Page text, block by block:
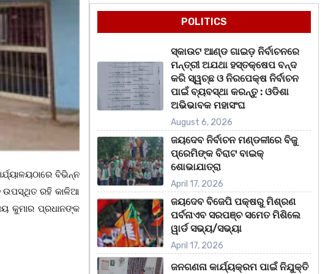
ବିଭିନ୍ନ
ଉପସ୍ଥିତ ରହି କାଳିଆ
କୁମାର ପ୍ରଧାନଙ୍କ
POLITICS
ସ୍କାଉଟ ଆଣ୍ଡ ଗାଇଡ଼ ନିର୍ବାଚନରେ
ମନ୍ତ୍ରୀ ଅଯଥା ହସ୍ତକ୍ଷେପ ବନ୍ଦ
କରି ସ୍ୱଚ୍ଛ ଓ ନିରପେକ୍ଷ ନିର୍ବାଚନ
ପାଇଁ ବ୍ୟବସ୍ଥା କରନ୍ତୁ : ଓଡିଶା
ଅଭିଭାବକ ମହାସଂଘ
August 6, 2026
ଜୟଦେବ ନିର୍ବାଚନ ମଣ୍ଡଳୀରେ ବିଜୁ
ପ୍ରେମିଙ୍କ ବିରାଟ ବାଇକ୍
ଶୋଭାଯାତ୍ରା
April 17, 2026
ଜୟଦେବ ବିଜେପି ପକ୍ଷରୁ ମିଶ୍ରଣ
ପର୍ବନାଏବ ସରପଞ୍ଚ ସମେତ ମିଶିଲେ
ୱାର୍ଡ ସଭ୍ୟ/ସଭ୍ୟା
April 17, 2026
ଜନଗଣନା କାର୍ଯ୍ୟକ୍ରମ ପାଇଁ ନିଯୁକ୍ତି